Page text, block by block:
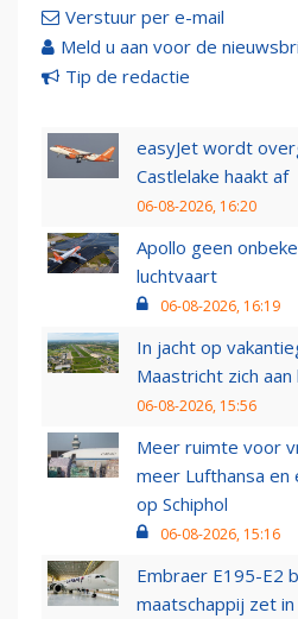
Verstuur per e-mail
Meld u aan voor de
Tip de redactie
easyJet wordt
Castlelake haakt af
06-08-2026, 16:20
Apollo geen
luchtvaart
06-08-2026, 16:19
In jacht op
Maastricht zich aan
06-08-2026, 15:56
Meer ruimte voor
meer Lufthansa en
op Schiphol
06-08-2026, 15:16
Embraer E195-E2
maatschappij zet